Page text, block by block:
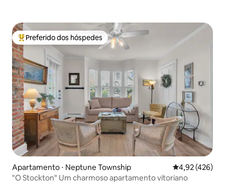
Entre os melhores preferidos dos hóspedes
Preferido dos hóspedes
Apartamento ⋅ Neptune Township 4,92 de uma
4,92 (426)
"O Stockton" Um charmoso apartamento vitoriano